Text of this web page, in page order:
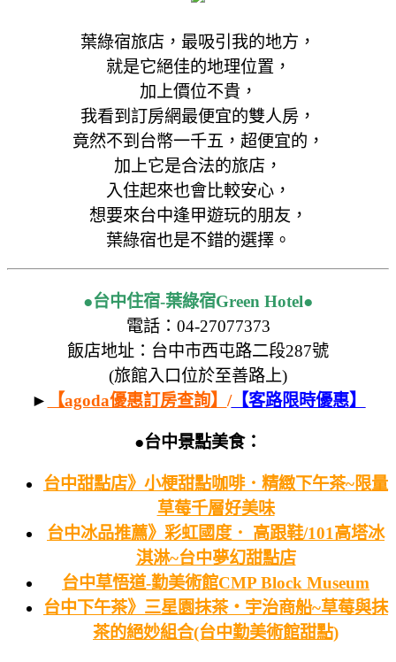
葉綠宿旅店，最吸引我的地方，
就是它絕佳的地理位置，
加上價位不貴，
我看到訂房網最便宜的雙人房，
竟然不到台幣一千五，超便宜的，
加上它是合法的旅店，
入住起來也會比較安心，
想要來台中逢甲遊玩的朋友，
葉綠宿也是不錯的選擇。
●台中住宿-葉綠宿Green Hotel●
電話：04-27077373
飯店地址：台中市西屯路二段287號
(旅館入口位於至善路上)
►
【agoda優惠訂房查詢】 /【客路限時優惠】
●台中景點美食：
台中甜點店》小梗甜點咖啡．精緻下午茶~限量
草莓千層好美味
台中冰品推薦》彩虹國度． 高跟鞋/101高塔冰
淇淋~台中夢幻甜點店
台中草悟道-勤美術館CMP Block Museum
台中下午茶》三星園抹茶‧宇治商船~草莓與抹
茶的絕妙組合(台中勤美術館甜點)